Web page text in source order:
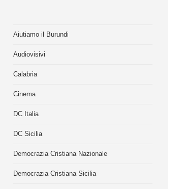
Aiutiamo il Burundi
Audiovisivi
Calabria
Cinema
DC Italia
DC Sicilia
Democrazia Cristiana Nazionale
Democrazia Cristiana Sicilia